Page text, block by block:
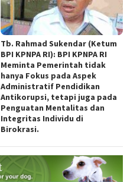
Tb. Rahmad Sukendar (Ketum
BPI KPNPA RI): BPI KPNPA RI
Meminta Pemerintah tidak
hanya Fokus pada Aspek
Administratif Pendidikan
Antikorupsi, tetapi juga pada
Penguatan Mentalitas dan
Integritas Individu di
Birokrasi.